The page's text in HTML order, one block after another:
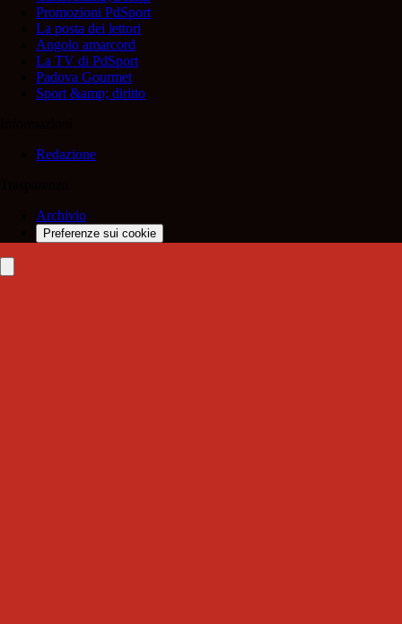
Promozioni PdSport
La posta dei lettori
Angolo amarcord
La TV di PdSport
Padova Gourmet
Sport &amp; diritto
Redazione
Archivio
Preferenze sui cookie